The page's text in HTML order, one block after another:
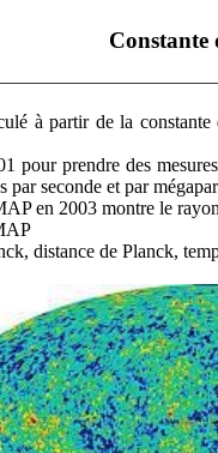
Constante
à partir de la
pour prendre des
par seconde et par
en 2003 montre le
distance de Planck,